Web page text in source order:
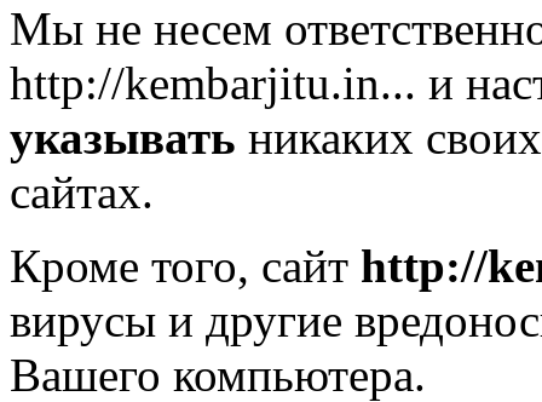
Мы не несем
http://kembarjitu.in... и
указывать никаких
сайтах.
Кроме того, сайт http://
вирусы и другие
Вашего компьютера.